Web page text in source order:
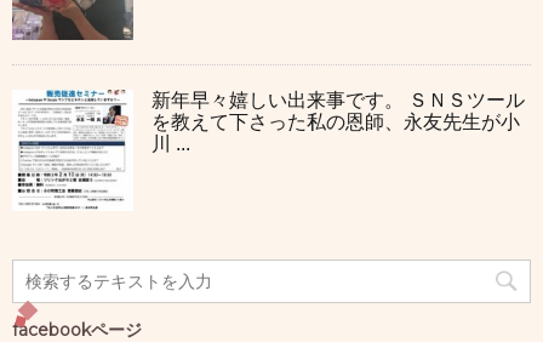
新年早々嬉しい出来事です。 ＳＮＳツール
を教えて下さった私の恩師、永友先生が小
川 ...
facebookページ